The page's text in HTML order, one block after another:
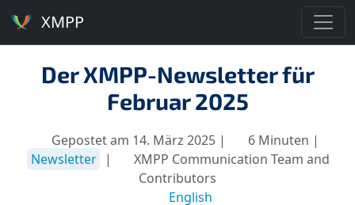
XMPP
Der XMPP-Newsletter für
Februar 2025
Gepostet am 14. März 2025 |
6 Minuten |
Newsletter
|
XMPP Communication Team and
Contributors
English